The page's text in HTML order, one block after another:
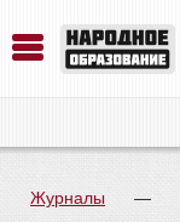
Журналы —